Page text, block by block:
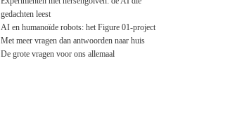
gedachten leest
AI en humanoïde robots: het Figure 01-project
Met meer vragen dan antwoorden naar huis
De grote vragen voor ons allemaal